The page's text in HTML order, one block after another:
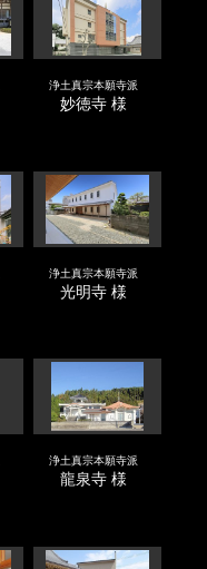
浄土真宗本願寺派
妙徳寺 様
浄土真宗本願寺派
光明寺 様
浄土真宗本願寺派
龍泉寺 様